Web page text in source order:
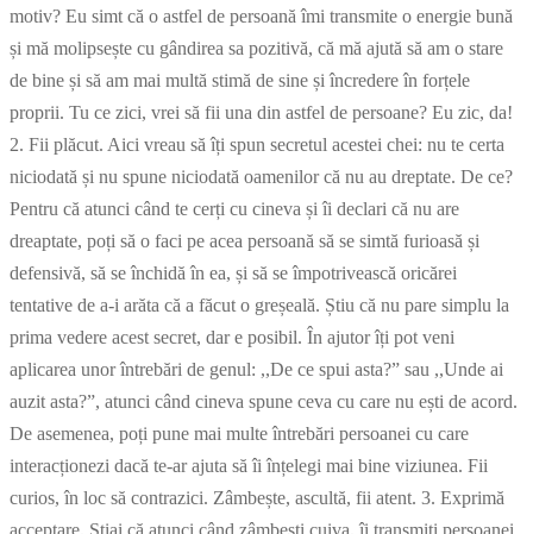
motiv? Eu simt că o astfel de persoană îmi transmite o energie bună
și mă molipsește cu gândirea sa pozitivă, că mă ajută să am o stare
de bine și să am mai multă stimă de sine și încredere în forțele
proprii. Tu ce zici, vrei să fii una din astfel de persoane? Eu zic, da!
2. Fii plăcut. Aici vreau să îți spun secretul acestei chei: nu te certa
niciodată și nu spune niciodată oamenilor că nu au dreptate. De ce?
Pentru că atunci când te cerți cu cineva și îi declari că nu are
dreaptate, poți să o faci pe acea persoană să se simtă furioasă și
defensivă, să se închidă în ea, și să se împotrivească oricărei
tentative de a-i arăta că a făcut o greșeală. Știu că nu pare simplu la
prima vedere acest secret, dar e posibil. În ajutor îți pot veni
aplicarea unor întrebări de genul: ,,De ce spui asta?” sau ,,Unde ai
auzit asta?”, atunci când cineva spune ceva cu care nu ești de acord.
De asemenea, poți pune mai multe întrebări persoanei cu care
interacționezi dacă te-ar ajuta să îi înțelegi mai bine viziunea. Fii
curios, în loc să contrazici. Zâmbește, ascultă, fii atent. 3. Exprimă
acceptare. Știai că atunci când zâmbești cuiva, îi transmiți persoanei